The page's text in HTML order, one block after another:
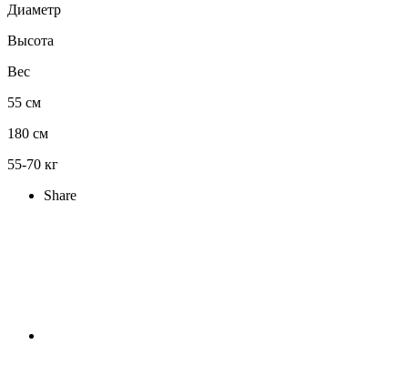
Диаметр
Высота
Вес
55 см
180 см
55-70 кг
Share